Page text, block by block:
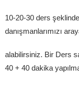
10-20-30 ders
danışmanlarımızı
alabilirsiniz. Bir Ders
40 + 40 dakika